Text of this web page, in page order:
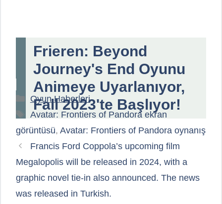
Frieren: Beyond
Journey's End Oyunu
Animeye Uyarlanıyor,
Fall 2023'te Başlıyor!
Kategoriler
Oyun Haberleri
Etiketler
Avatar: Frontiers of Pandora ekran
görüntüsü, Avatar: Frontiers of Pandora oynanış
Francis Ford Coppola’s upcoming film
Megalopolis will be released in 2024, with a
graphic novel tie-in also announced. The news
was released in Turkish.